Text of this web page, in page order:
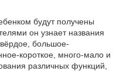
будут получены
он узнает названия
большое-
короткое, много-мало и
различных функций,